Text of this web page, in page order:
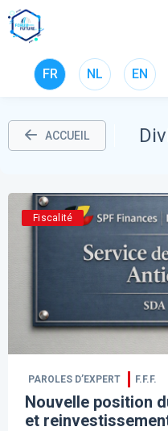
FR NL EN
ACCUEIL
Fiscalité
PAROLES D’EXPERT F.F.F.
Nouvelle position
et